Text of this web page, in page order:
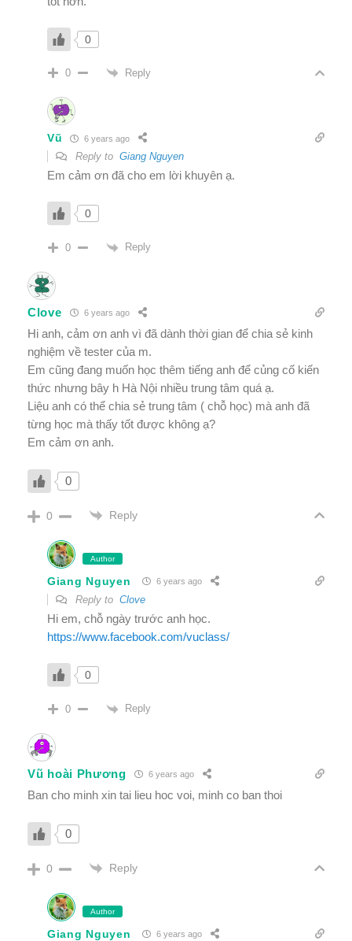
0
0 Reply
Vũ 6 years ago
Reply toGiang Nguyen
Em cảm ơn đã cho em lời khuyên ạ.
0
0 Reply
Clove 6 years ago
Hi anh, cảm ơn anh vì đã dành thời gian để chia sẻ kinh
nghiệm về tester của m.
Em cũng đang muốn học thêm tiếng anh để củng cố kiến
thức nhưng bây h Hà Nội nhiều trung tâm quá ạ.
Liệu anh có thể chia sẻ trung tâm ( chỗ học) mà anh đã
từng học mà thấy tốt được không ạ?
Em cảm ơn anh.
0
0 Reply
Author
Giang Nguyen 6 years ago
Reply toClove
Hi em, chỗ ngày trước anh học.
https://www.facebook.com/vuclass/
0
0 Reply
Vũ hoài Phương 6 years ago
Ban cho minh xin tai lieu hoc voi, minh co ban thoi
0
0 Reply
Author
Giang Nguyen 6 years ago